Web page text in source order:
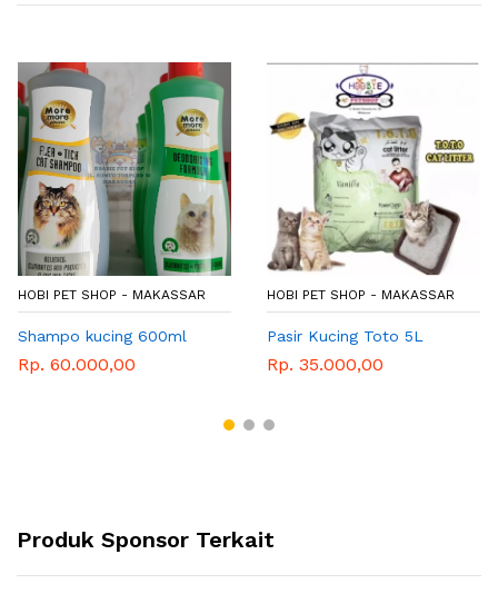
HOBI PET SHOP - MAKASSAR
Shampo kucing 600ml
Rp. 60.000,00
HOBI PET SHOP - MAKASSAR
Pasir Kucing Toto 5L
Rp. 35.000,00
Produk Sponsor Terkait